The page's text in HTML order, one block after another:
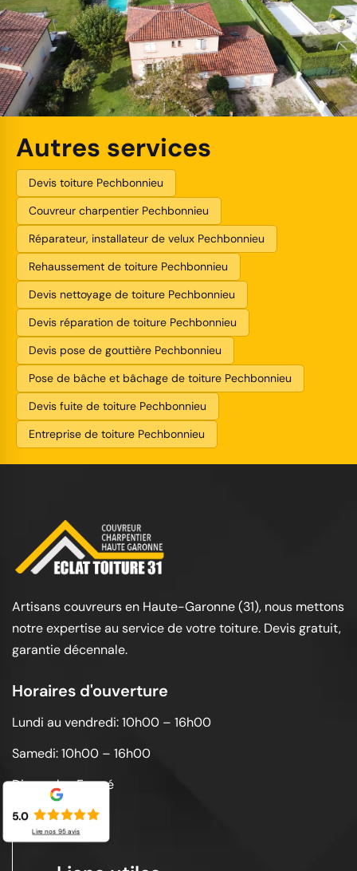
Autres services
Devis toiture Pechbonnieu
Couvreur charpentier Pechbonnieu
Réparateur, installateur de velux Pechbonnieu
Rehaussement de toiture Pechbonnieu
Devis nettoyage de toiture Pechbonnieu
Devis réparation de toiture Pechbonnieu
Devis pose de gouttière Pechbonnieu
Pose de bâche et bâchage de toiture Pechbonnieu
Devis fuite de toiture Pechbonnieu
Entreprise de toiture Pechbonnieu
Artisans couvreurs en Haute-Garonne (31), nous mettons
notre expertise au service de votre toiture. Devis gratuit,
garantie décennale.
Horaires d'ouverture
Lundi au vendredi: 10h00 – 16h00
Samedi: 10h00 – 16h00
Dimanche: Fermé
5.0
Lire nos 95avis